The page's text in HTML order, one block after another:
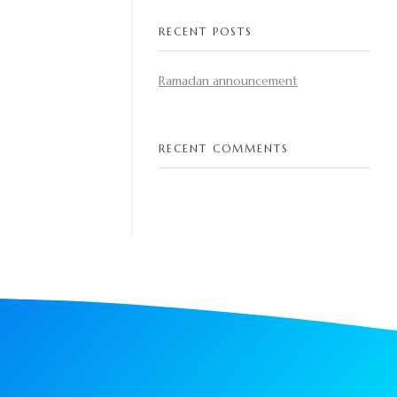
RECENT POSTS
Ramadan announcement
RECENT COMMENTS